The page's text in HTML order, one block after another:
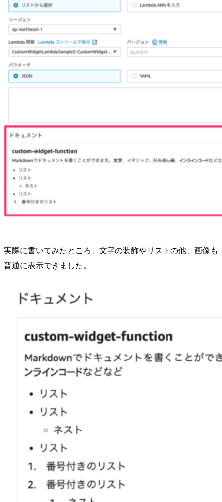
実際に書いてみたところ、文字の装飾やリストの他、画像も
普通に表示できました。